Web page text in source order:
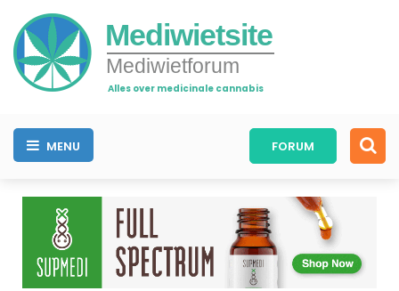
Mediwietsite
Mediwietforum
Alles over medicinale cannabis
MENU FORUM